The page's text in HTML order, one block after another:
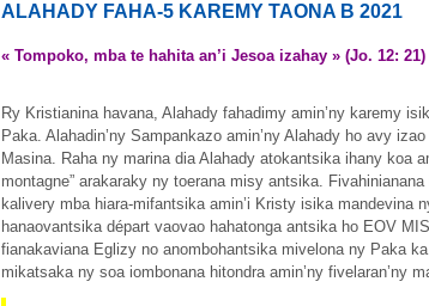
ALAHADY FAHA-5 KAREMY TAONA B 2021
« Tompoko, mba te hahita an’i Jesoa izahay » (Jo. 12: 21)
Ry Kristianina havana, Alahady fahadimy amin’ny karemy
Paka. Alahadin’ny Sampankazo amin’ny Alahady ho avy
Masina. Raha ny marina dia Alahady atokantsika ihany koa
montagne” arakaraky ny toerana misy antsika.
kalivery mba hiara-mifantsika amin’i Kristy isika mandevina
hanaovantsika départ vaovao hahatonga antsika ho EOV
fianakaviana Eglizy no anombohantsika mivelona ny Paka
mikatsaka ny soa iombonana hitondra amin’ny fivelaran’ny